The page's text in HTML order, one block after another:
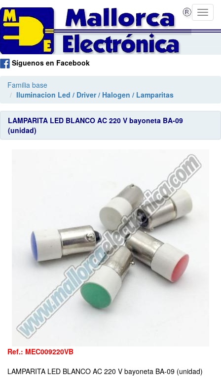
Síguenos en Facebook
Familia base
Iluminacion Led / Driver / Halogen / Lamparitas
LAMPARITA LED BLANCO AC 220 V bayoneta BA-09
(unidad)
Ref.: MEC009220VB
LAMPARITA LED BLANCO AC 220 V bayoneta BA-09 (unidad)